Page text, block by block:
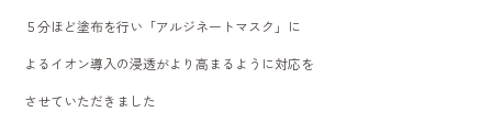
５分ほど塗布を行い「アルジネートマスク」に
よるイオン導入の浸透がより高まるように対応を
させていただきました